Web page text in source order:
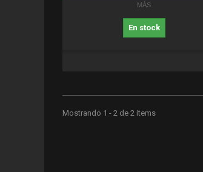
MÁS
En stock
Mostrando 1 - 2 de 2 items